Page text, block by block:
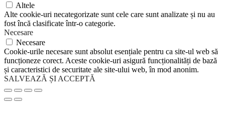
Altele
Alte cookie-uri necategorizate sunt cele care sunt analizate și nu au
fost încă clasificate într-o categorie.
Necesare
Necesare
Cookie-urile necesare sunt absolut esențiale pentru ca site-ul web să
funcționeze corect. Aceste cookie-uri asigură funcționalități de bază
și caracteristici de securitate ale site-ului web, în mod anonim.
SALVEAZĂ ȘI ACCEPTĂ